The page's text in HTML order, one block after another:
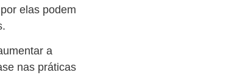
elas podem
a
nas práticas